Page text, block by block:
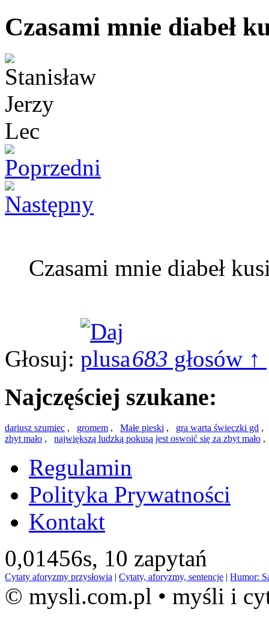
Czasami mnie diabeł
Czasami mnie diabeł
Głosuj: 683 głosów ↑
Najczęściej szukane:
dariusz szumiec , gromem , Małe pieski , gra warta świeczki gd
zbyt mało , największą ludzką pokusą jest oswoić się za zbyt mało
Regulamin
Polityka Prywatności
Kontakt
0,01456s, 10 zapytań
Cytaty aforyzmy przysłowia | Cytaty, aforyzmy, sentencje | Humor:
© mysli.com.pl • myśli i